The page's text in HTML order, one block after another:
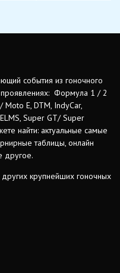
события из гоночного
проявлениях: Формула 1 / 2
E, DTM, IndyCar,
ELMS, Super GT/ Super
найти: актуальные самые
таблицы, онлайн
другое.
крупнейших гоночных